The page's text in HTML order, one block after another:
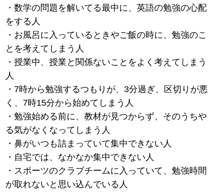
・数学の問題を解いてる最中に、英語の勉強の心配
をする人
・お風呂に入っているときやご飯の時に、勉強のこ
とを考えてしまう人
・授業中、授業と関係ないことをよく考えてしまう
人
・7時から勉強するつもりが、3分過ぎ、区切りが悪
く、7時15分から始めてしまう人
・勉強始める前に、教材が見つからず、そのうちや
る気がなくなってしまう人
・鼻がいつも詰まっていて集中できない人
・自宅では、なかなか集中できない人
・スポーツのクラブチームに入っていて、勉強時間
が取れないと思い込んでいる人